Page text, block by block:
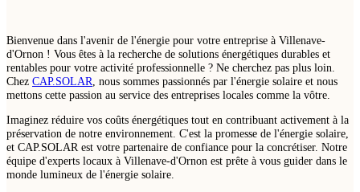
Bienvenue dans l'avenir de l'énergie pour votre entreprise à Villenave-
d'Ornon ! Vous êtes à la recherche de solutions énergétiques durables et
rentables pour votre activité professionnelle ? Ne cherchez pas plus loin.
Chez CAP.SOLAR , nous sommes passionnés par l'énergie solaire et nous
mettons cette passion au service des entreprises locales comme la vôtre.
Imaginez réduire vos coûts énergétiques tout en contribuant activement à la
préservation de notre environnement. C'est la promesse de l'énergie solaire,
et CAP.SOLAR est votre partenaire de confiance pour la concrétiser. Notre
équipe d'experts locaux à Villenave-d'Ornon est prête à vous guider dans le
monde lumineux de l'énergie solaire.